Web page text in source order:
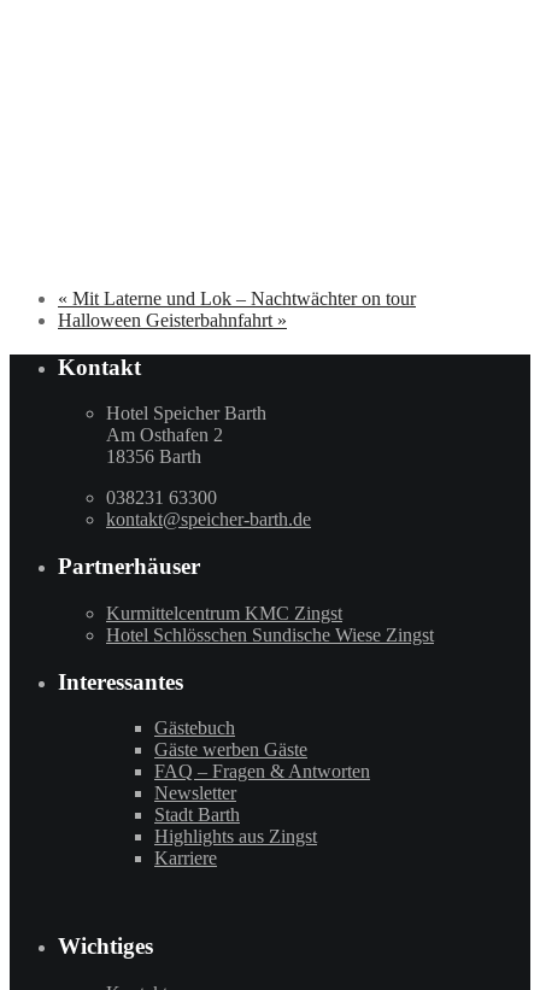
« Mit Laterne und Lok – Nachtwächter on tour
Halloween Geisterbahnfahrt »
Kontakt
Hotel Speicher Barth
Am Osthafen 2
18356 Barth
038231 63300
kontakt@speicher-barth.de
Partnerhäuser
Kurmittelcentrum KMC Zingst
Hotel Schlösschen Sundische Wiese Zingst
Interessantes
Gästebuch
Gäste werben Gäste
FAQ – Fragen & Antworten
Newsletter
Stadt Barth
Highlights aus Zingst
Karriere
Wichtiges